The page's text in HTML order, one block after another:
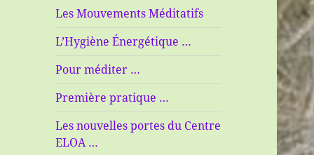
Les Mouvements Méditatifs
L’Hygiène Énergétique …
Pour méditer …
Première pratique …
Les nouvelles portes du Centre
ELOA …